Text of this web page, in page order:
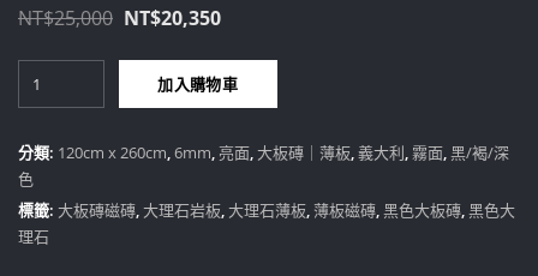
NT$25,000 原
NT$25,000。
NT$20,350
價
NT$20,350。
量
加入購物車
分類: 120cm x 260cm,6mm,亮面,大板磚｜薄板,義大利,霧面,黑/褐/深
色
標籤: 大板磚磁磚,大理石岩板,大理石薄板,薄板磁磚,黑色大板磚,黑色大
理石